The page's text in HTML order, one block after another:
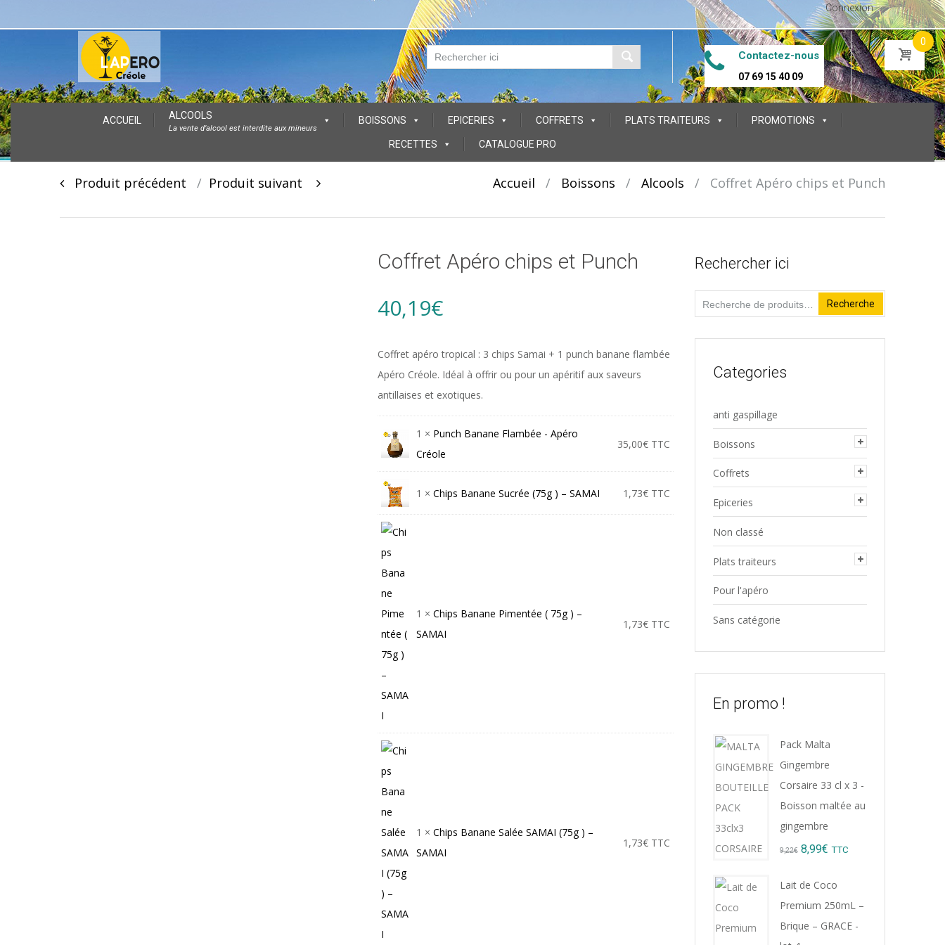
Connexion
Contactez-nous
07 69 15 40 09
0
Skip
to
content
ACCUEIL ALCOOLS
La vente d’alcool est interdite aux mineurs
BOISSONS EPICERIES COFFRETS PLATS TRAITEURS PROMOTIONS
RECETTES CATALOGUE PRO
Post
Produit précédent Produit suivant Accueil / Boissons / Alcools / Coffret Apéro chips et Punch
Coffret Apéro chips et Punch
40,19€
Coffret apéro tropical : 3 chips Samai + 1 punch banane flambée
Apéro Créole. Idéal à offrir ou pour un apéritif aux saveurs
antillaises et exotiques.
1 × Punch Banane Flambée - Apéro
Créole
35,00€ TTC
1 × Chips Banane Sucrée (75g ) – SAMAI 1,73€ TTC
1 × Chips Banane Pimentée ( 75g ) –
SAMAI
1,73€ TTC
1 × Chips Banane Salée SAMAI (75g ) –
SAMAI
1,73€ TTC
Rechercher ici
Recherche
pour :
Recherche
Categories
anti gaspillage
Boissons
Coffrets
Epiceries
Non classé
Plats traiteurs
Pour l'apéro
Sans catégorie
En promo !
Pack Malta
Gingembre
Corsaire 33 cl x 3 -
Boisson maltée au
gingembre
9,22€ Original
8,99€ Current
TTC
Lait de Coco
Premium 250mL –
Brique – GRACE -